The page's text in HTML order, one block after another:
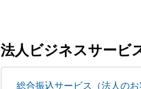
法人ビジネスサービ
総合振込サービス（法人のお